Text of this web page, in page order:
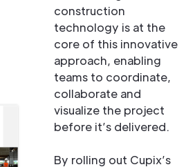
construction
technology is at the
core of this innovative
approach, enabling
teams to coordinate,
collaborate and
visualize the project
before it’s delivered.
By rolling out Cupix’s